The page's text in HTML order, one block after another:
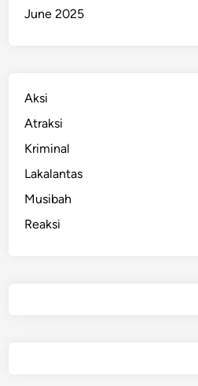
June 2025
Aksi
Atraksi
Kriminal
Lakalantas
Musibah
Reaksi